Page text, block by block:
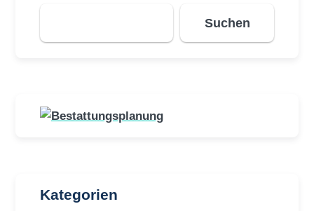
Suchen
Suchen
Kategorien